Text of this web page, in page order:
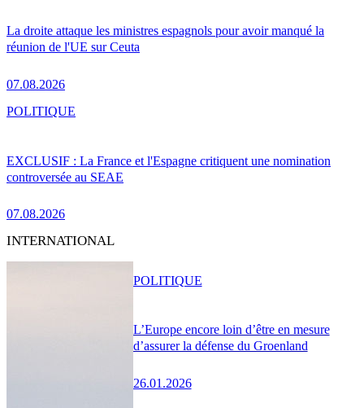
La droite attaque les ministres espagnols pour avoir manqué la
réunion de l'UE sur Ceuta
07.08.2026
EXCLUSIF : La France et l'Espagne critiquent une nomination
controversée au SEAE
07.08.2026
POLITIQUE
INTERNATIONAL
L’Europe encore loin d’être en mesure
d’assurer la défense du Groenland
26.01.2026
POLITIQUE